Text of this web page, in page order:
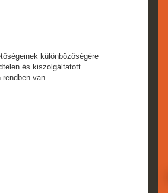
különbözőségére
és kiszolgáltatott.
van.